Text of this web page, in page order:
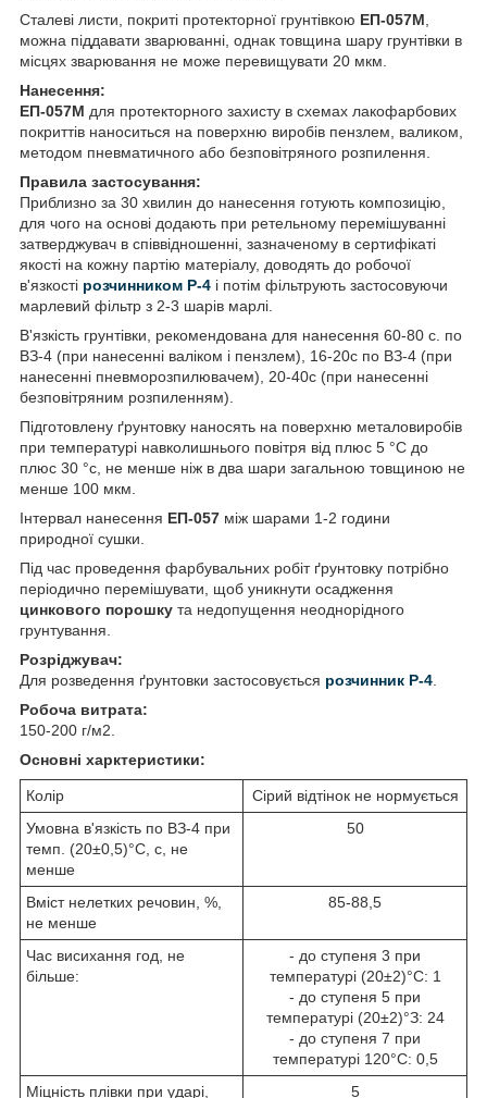
Сталеві листи, покриті протекторної грунтівкою ЕП-057М
можна піддавати зварюванні, однак товщина шару грунтівки в
місцях зварювання не може перевищувати 20 мкм.
Нанесення:
ЕП-057М для протекторного захисту в схемах лакофарбових
покриттів наноситься на поверхню виробів пензлем, валиком,
методом пневматичного або безповітряного розпилення.
Правила застосування:
Приблизно за 30 хвилин до нанесення готують композицію,
для чого на основі додають при ретельному перемішуванні
затверджувач в співвідношенні, зазначеному в сертифікаті
якості на кожну партію матеріалу, доводять до робочої
в'язкості розчинником Р-4 і потім фільтрують застосовуючи
марлевий фільтр з 2-3 шарів марлі.
В'язкість грунтівки, рекомендована для нанесення 60-80 с. по
ВЗ-4 (при нанесенні валіком і пензлем), 16-20с по ВЗ-4 (при
нанесенні пневморозпилювачем), 20-40с (при нанесенні
безповітряним розпиленням).
Підготовлену ґрунтовку наносять на поверхню металовиробів
при температурі навколишнього повітря від плюс 5 °C до
плюс 30 °с, не менше ніж в два шари загальною товщиною не
менше 100 мкм.
Інтервал нанесення ЕП-057 між шарами 1-2 години
природної сушки.
Під час проведення фарбувальних робіт ґрунтовку потрібно
періодично перемішувати, щоб уникнути осадження
цинкового порошку та недопущення неоднорідного
грунтування.
Розріджувач:
Для розведення ґрунтовки застосовується розчинник Р-4
Робоча витрата:
150-200 г/м2.
Основні харктеристики:
Колір
Сірий відтінок не нормується
Умовна в'язкість по ВЗ-4 при
темп. (20±0,5)°С, с, не
менше
50
Вміст нелетких речовин, %,
не менше
85-88,5
Час висихання год, не
більше:
- до ступеня 3 при
температурі (20±2)°С: 1
- до ступеня 5 при
температурі (20±2)°З: 24
- до ступеня 7 при
температурі 120°С: 0,5
Міцність плівки при ударі,
5